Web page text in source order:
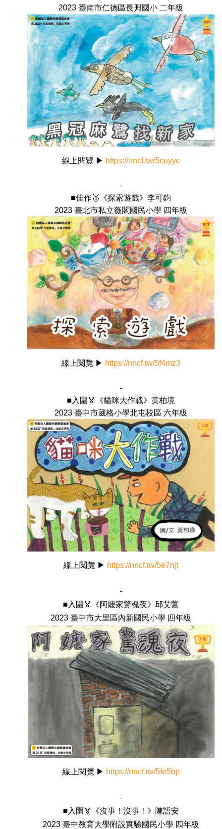
2023 臺南市仁德區長興國小 二年級
線上閱覽 ▶ https://nncf.tw/5cuyyc
-
■佳作🥉《探索遊戲》李可鈞
2023 臺北市私立薇閣國民小學 四年級
線上閱覽 ▶ https://nncf.tw/5f4mz3
-
■入圍🏅《貓咪大作戰》黄柏境
2023 臺中市葳格小學北屯校區 六年級
線上閱覽 ▶ https://nncf.tw/5e7njt
-
■入圍🏅《阿嬤家驚魂夜》邱艾蕓
2023 臺中市大里區內新國民小學 四年級
線上閱覽 ▶ https://nncf.tw/5fe5bp
-
■入圍🏅《沒事！沒事！》陳語安
2023 臺中教育大學附設實驗國民小學 四年級